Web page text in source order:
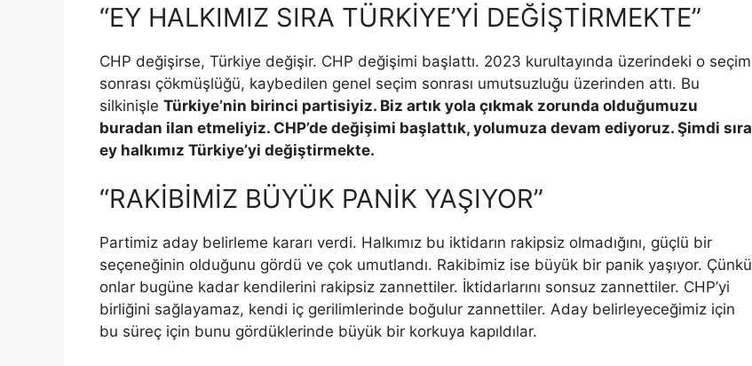
“EY HALKIMIZ SIRA TÜRKİYE’Yİ DEĞİŞTİRMEKTE”
CHP değişirse, Türkiye değişir. CHP değişimi başlattı. 2023 kurultayında üzerindeki o seçim
sonrası çökmüşlüğü, kaybedilen genel seçim sonrası umutsuzluğu üzerinden attı. Bu
silkinişle Türkiye’nin birinci partisiyiz. Biz artık yola çıkmak zorunda olduğumuzu
buradan ilan etmeliyiz. CHP’de değişimi başlattık, yolumuza devam ediyoruz. Şimdi sıra
ey halkımız Türkiye’yi değiştirmekte.
“RAKİBİMİZ BÜYÜK PANİK YAŞIYOR”
Partimiz aday belirleme kararı verdi. Halkımız bu iktidarın rakipsiz olmadığını, güçlü bir
seçeneğinin olduğunu gördü ve çok umutlandı. Rakibimiz ise büyük bir panik yaşıyor. Çünkü
onlar bugüne kadar kendilerini rakipsiz zannettiler. İktidarlarını sonsuz zannettiler. CHP’yi
birliğini sağlayamaz, kendi iç gerilimlerinde boğulur zannettiler. Aday belirleyeceğimiz için
bu süreç için bunu gördüklerinde büyük bir korkuya kapıldılar.